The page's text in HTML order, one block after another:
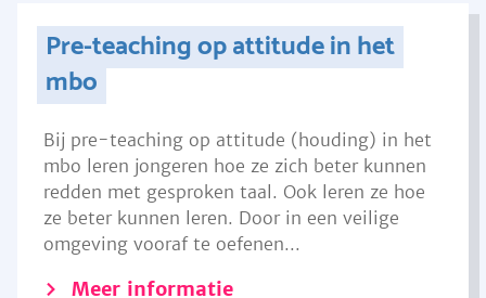
Pre-teaching op attitude in het
mbo
Bij pre-teaching op attitude (houding) in het
mbo leren jongeren hoe ze zich beter kunnen
redden met gesproken taal. Ook leren ze hoe
ze beter kunnen leren. Door in een veilige
omgeving vooraf te oefenen...
Meer informatie